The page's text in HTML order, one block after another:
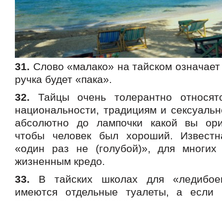
31. Слово «малако» на тайском
ручка будет «пака».
32. Тайцы очень толерантно
национальности, традициям и
абсолютно до лампочки какой вы
чтобы человек был хороший.
«один раз не (голубой)», для многих
жизненным кредо.
33. В тайских школах для
имеются отдельные туалеты, а